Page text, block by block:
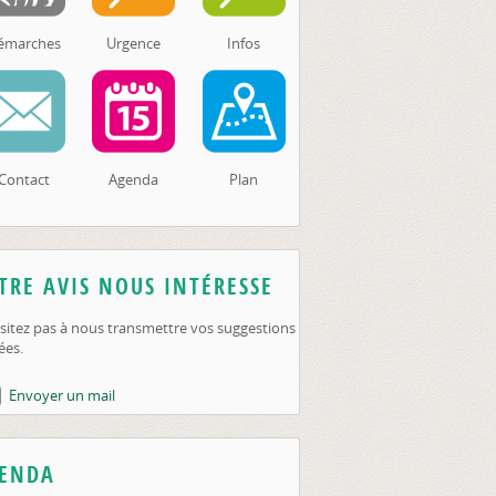
Urgence Infos
Agenda Plan
AVIS NOUS INTÉRESSE
pas à nous transmettre vos suggestions
Envoyer un mail